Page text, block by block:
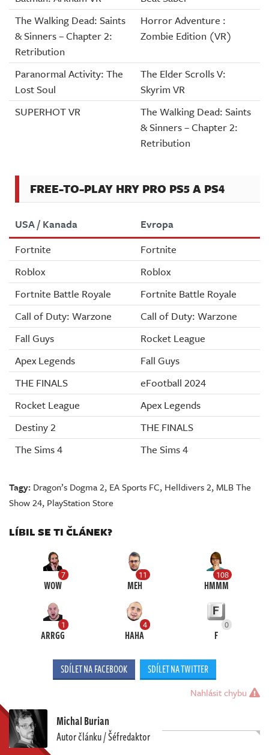
The Walking Dead: Saints
& Sinners – Chapter 2:
Retribution
Horror Adventure :
Zombie Edition (VR)
Paranormal Activity: The
Lost Soul
The Elder Scrolls V:
Skyrim VR
SUPERHOT VR
The Walking Dead: Saints
& Sinners – Chapter 2:
Retribution
FREE-TO-PLAY HRY PRO PS5 A PS4
USA / Kanada
Evropa
Fortnite
Fortnite
Roblox
Roblox
Fortnite Battle Royale
Fortnite Battle Royale
Call of Duty: Warzone
Call of Duty: Warzone
Fall Guys
Rocket League
Apex Legends
Fall Guys
THE FINALS
eFootball 2024
Rocket League
Apex Legends
Destiny 2
THE FINALS
The Sims 4
The Sims 4
Tagy: Dragon’s Dogma 2, EA Sports FC, Helldivers 2, MLB The
Show 24, PlayStation Store
LÍBIL SE TI ČLÁNEK?
7
WOW
11
MEH
108
HMMM
1
ARRGG
4
HAHA
0
F
SDÍLET NA FACEBOOK SDÍLET NA TWITTER
Nahlásit chybu
Michal Burian
Autor článku / Šéfredaktor